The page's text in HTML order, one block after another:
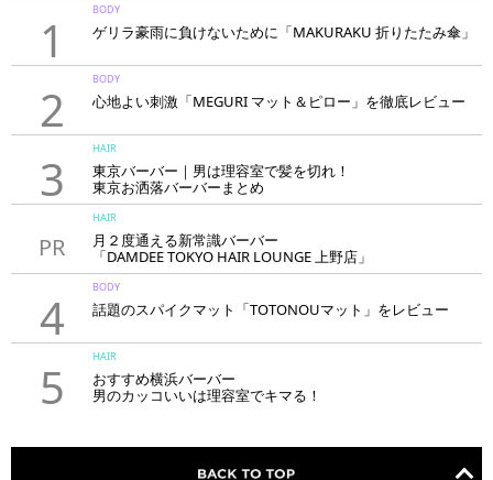
1
BODY
ゲリラ豪雨に負けないために「MAKURAKU 折りたたみ傘」
2
BODY
心地よい刺激「MEGURI マット＆ピロー」を徹底レビュー
3
HAIR
東京バーバー｜男は理容室で髪を切れ！
東京お洒落バーバーまとめ
PR
HAIR
月２度通える新常識バーバー
「DAMDEE TOKYO HAIR LOUNGE 上野店」
4
BODY
話題のスパイクマット「TOTONOUマット」をレビュー
5
HAIR
おすすめ横浜バーバー
男のカッコいいは理容室でキマる！